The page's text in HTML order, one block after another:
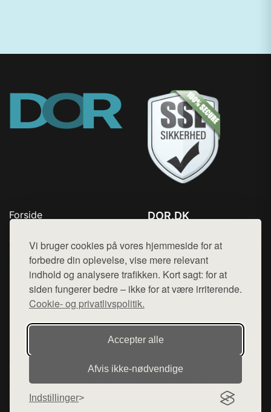
Vi bruger cookies på vores hjemmeside for at
forbedre din oplevelse, vise mere relevant
indhold og analysere trafikken. Kort sagt: for at
siden fungerer bedre – ikke for at være irriterende.
Cookie- og privatlivspolitik.
Accepter alle
Afvis ikke‑nødvendige
Indstillinger
Forside
Top Rabatter
Kontakt
DOR.DK
Mail: hej@want.dk
Cookie- og privatlivspolitik
Denne side er en del af want.dk, der udgiver en række
hjemmesider med præsentation af forskellige produkter fra
diverse webshops. Der sælges ikke varer fra denne side - vi
henviser til de shops, som sælger varen. Vi har heller ikke
varerne på lager.